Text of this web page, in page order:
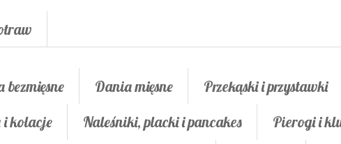
bezmięsne Dania mięsne Przekąski i przystawki
kolacje Naleśniki, placki i pancakes Pierogi i